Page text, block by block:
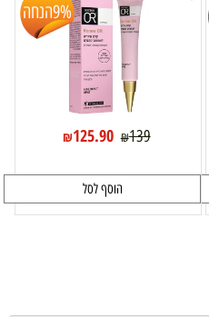
9%הנחה
₪139
₪125.90
הוסף לסל